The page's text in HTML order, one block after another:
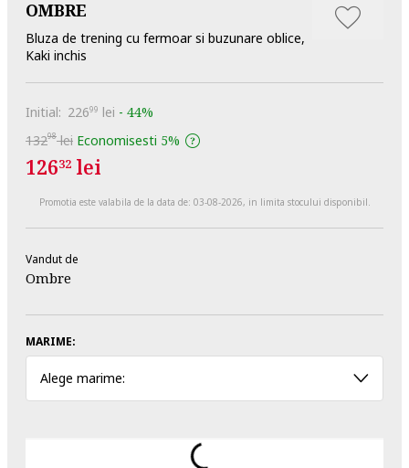
OMBRE
Bluza de trening cu fermoar si buzunare oblice,
Kaki inchis
Initial: 22699 lei - 44%
13298lei Economisesti 5%
12632 lei
Promotia este valabila de la data de: 03-08-2026, in limita stocului disponibil.
Vandut de
Ombre
MARIME:
Alege marime: